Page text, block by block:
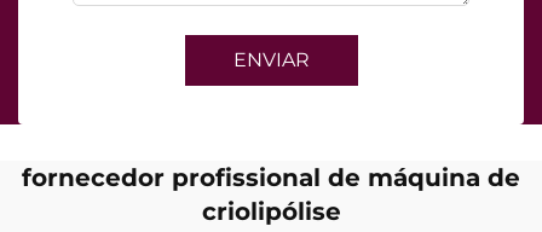
ENVIAR
fornecedor profissional de máquina de
criolipólise